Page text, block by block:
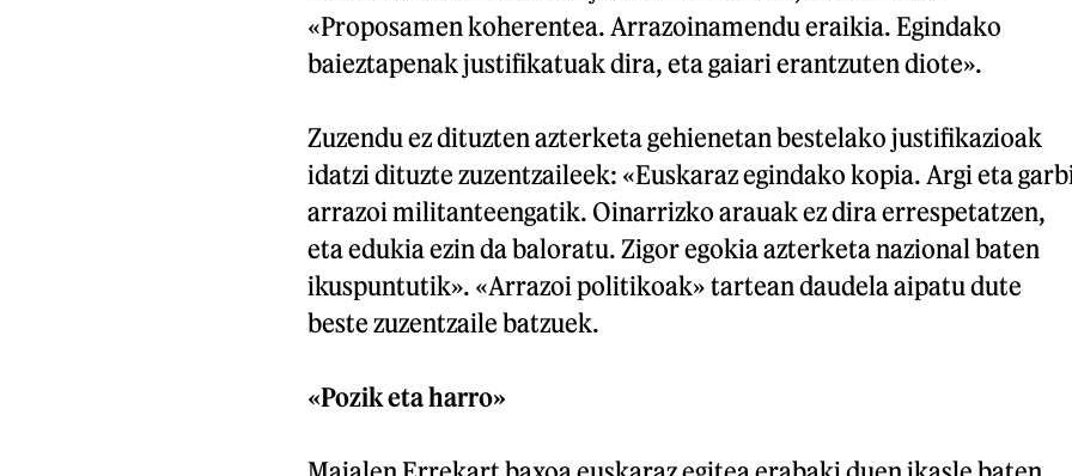
«Proposamen koherentea. Arrazoinamendu eraikia. Egindako
baieztapenak justifikatuak dira, eta gaiari erantzuten diote».
Zuzendu ez dituzten azterketa gehienetan bestelako justifikazioak
idatzi dituzte zuzentzaileek: «Euskaraz egindako kopia. Argi eta
arrazoi militanteengatik. Oinarrizko arauak ez dira errespetatzen,
eta edukia ezin da baloratu. Zigor egokia azterketa nazional baten
ikuspuntutik». «Arrazoi politikoak» tartean daudela aipatu dute
beste zuzentzaile batzuek.
«Pozik eta harro»